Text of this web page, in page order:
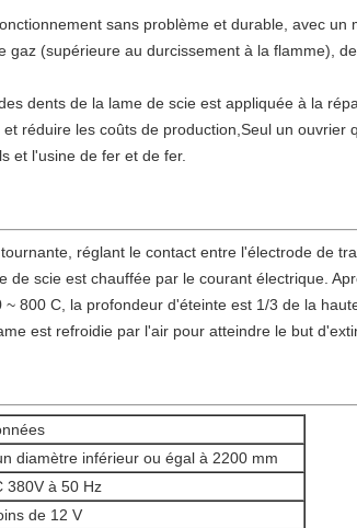
sans problème et durable, avec
(supérieure au durcissement à la flamme),
dents de la lame de scie est appliquée à la
réduire les coûts de production,Seul un
et l'usine de fer et de fer.
réglant le contact entre l'électrode de
scie est chauffée par le courant électrique.
800 C, la profondeur d'éteinte est 1/3 de la
est refroidie par l'air pour atteindre le but
diamètre inférieur ou égal à 2200 mm
380V à 50 Hz
de 12 V